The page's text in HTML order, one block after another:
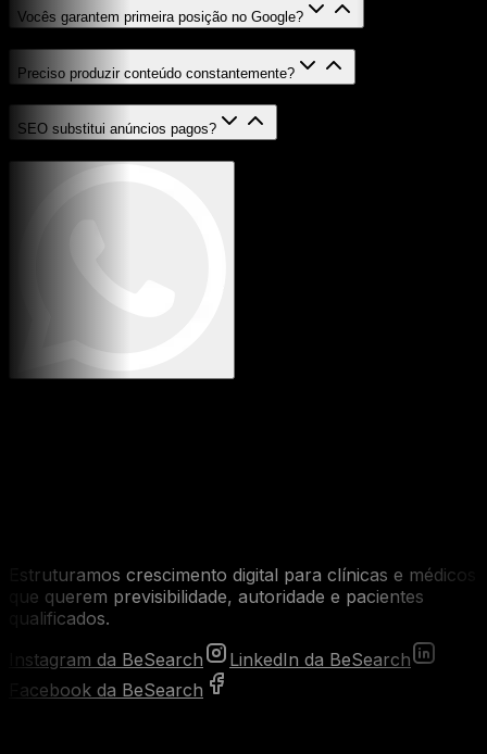
Vocês garantem primeira posição no Google?
Preciso produzir conteúdo constantemente?
SEO substitui anúncios pagos?
Estruturamos crescimento digital para clínicas e médicos
que querem previsibilidade, autoridade e pacientes
qualificados.
Instagram da BeSearch
LinkedIn da BeSearch
Facebook da BeSearch